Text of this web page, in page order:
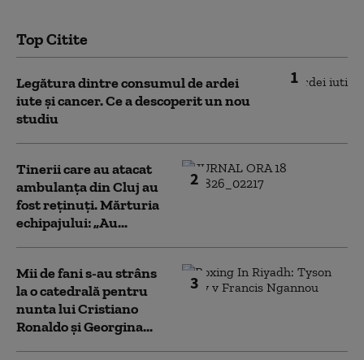
Top Citite
1
Legătura dintre consumul de ardei
iute și cancer. Ce a descoperit un nou
studiu
2
Tinerii care au atacat
ambulanța din Cluj au
fost reținuți. Mărturia
echipajului: „Au...
3
Mii de fani s-au strâns
la o catedrală pentru
nunta lui Cristiano
Ronaldo şi Georgina...